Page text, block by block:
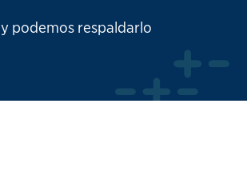
y podemos respaldarlo